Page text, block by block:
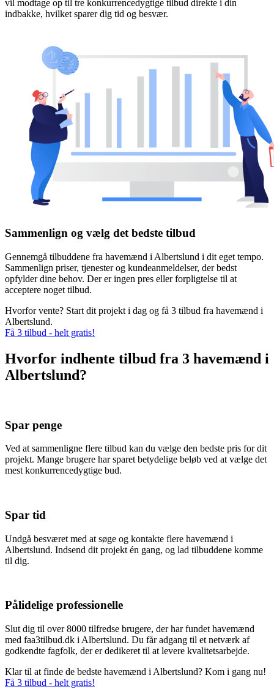
vil modtage op til tre konkurrencedygtige tilbud direkte i din
indbakke, hvilket sparer dig tid og besvær.
Sammenlign og vælg det bedste tilbud
Gennemgå tilbuddene fra havemænd i Albertslund i dit eget tempo.
Sammenlign priser, tjenester og kundeanmeldelser, der bedst
opfylder dine behov. Der er ingen pres eller forpligtelse til at
acceptere noget tilbud.
Hvorfor vente? Start dit projekt i dag og få 3 tilbud fra havemænd i
Albertslund.
Få 3 tilbud - helt gratis!
Hvorfor indhente tilbud fra 3 havemænd i
Albertslund?
Spar penge
Ved at sammenligne flere tilbud kan du vælge den bedste pris for dit
projekt. Mange brugere har sparet betydelige beløb ved at vælge det
mest konkurrencedygtige bud.
Spar tid
Undgå besværet med at søge og kontakte flere havemænd i
Albertslund. Indsend dit projekt én gang, og lad tilbuddene komme
til dig.
Pålidelige professionelle
Slut dig til over 8000 tilfredse brugere, der har fundet havemænd
med faa3tilbud.dk i Albertslund. Du får adgang til et netværk af
godkendte fagfolk, der er dedikeret til at levere kvalitetsarbejde.
Klar til at finde de bedste havemænd i Albertslund? Kom i gang nu!
Få 3 tilbud - helt gratis!